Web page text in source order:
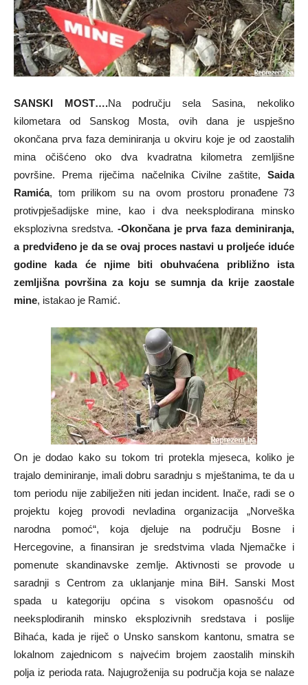
SANSKI MOST….Na području sela Sasina, nekoliko
kilometara od Sanskog Mosta, ovih dana je uspješno
okončana prva faza deminiranja u okviru koje je od zaostalih
mina očišćeno oko dva kvadratna kilometra zemljišne
površine. Prema riječima načelnika Civilne zaštite, Saida
Ramića, tom prilikom su na ovom prostoru pronađene 73
protivpješadijske mine, kao i dva neeksplodirana minsko
eksplozivna sredstva. -Okončana je prva faza deminiranja,
a predviđeno je da se ovaj proces nastavi u proljeće iduće
godine kada će njime biti obuhvaćena približno ista
zemljišna površina za koju se sumnja da krije zaostale
mine, istakao je Ramić.
On je dodao kako su tokom tri protekla mjeseca, koliko je
trajalo deminiranje, imali dobru saradnju s mještanima, te da u
tom periodu nije zabilježen niti jedan incident. Inače, radi se o
projektu kojeg provodi nevladina organizacija „Norveška
narodna pomoć“, koja djeluje na području Bosne i
Hercegovine, a finansiran je sredstvima vlada Njemačke i
pomenute skandinavske zemlje. Aktivnosti se provode u
saradnji s Centrom za uklanjanje mina BiH. Sanski Most
spada u kategoriju općina s visokom opasnošću od
neeksplodiranih minsko eksplozivnih sredstava i poslije
Bihaća, kada je riječ o Unsko sanskom kantonu, smatra se
lokalnom zajednicom s najvećim brojem zaostalih minskih
polja iz perioda rata. Najugroženija su područja koja se nalaze